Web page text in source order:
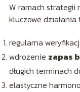
W ramach strategii
kluczowe działania
regularna
wdrożenie zapas
długich terminach
elastyczne